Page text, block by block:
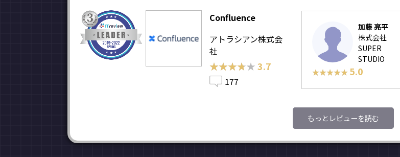
Confluence
アトラシアン株式会
社
★★★★★
★★★★★ 3.7
177
加藤 亮平
株式会社
SUPER
STUDIO
★★★★★
★★★★★ 5.0
もっとレビューを読む